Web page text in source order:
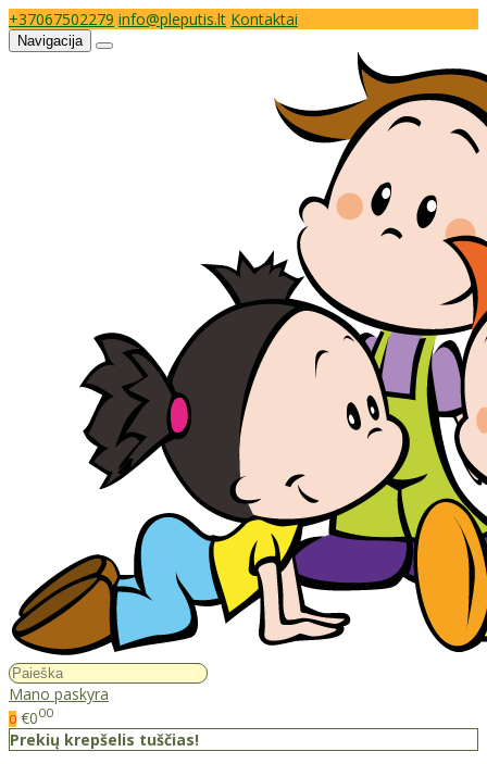
+37067502279 info@pleputis.lt Kontaktai
Navigacija
Mano paskyra
0 €000
Prekių krepšelis tuščias!